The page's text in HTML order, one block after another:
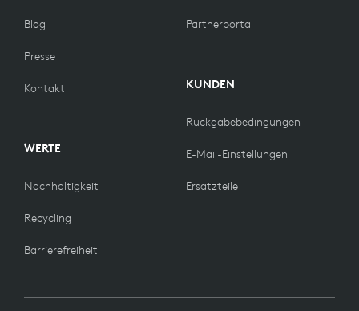
Blog
Presse
Kontakt
WERTE
Nachhaltigkeit
Recycling
Barrierefreiheit
Partnerportal
KUNDEN
Rückgabebedingungen
E-Mail-Einstellungen
Ersatzteile